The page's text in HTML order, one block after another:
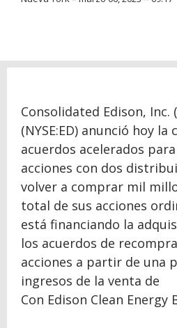
Consolidated Edison, Inc.
(NYSE:ED) anunció hoy la
acuerdos acelerados
acciones con dos
volver a comprar mil
total de sus acciones
está financiando la
los acuerdos de
acciones a partir de una
ingresos de la venta de
Con Edison Clean Energy